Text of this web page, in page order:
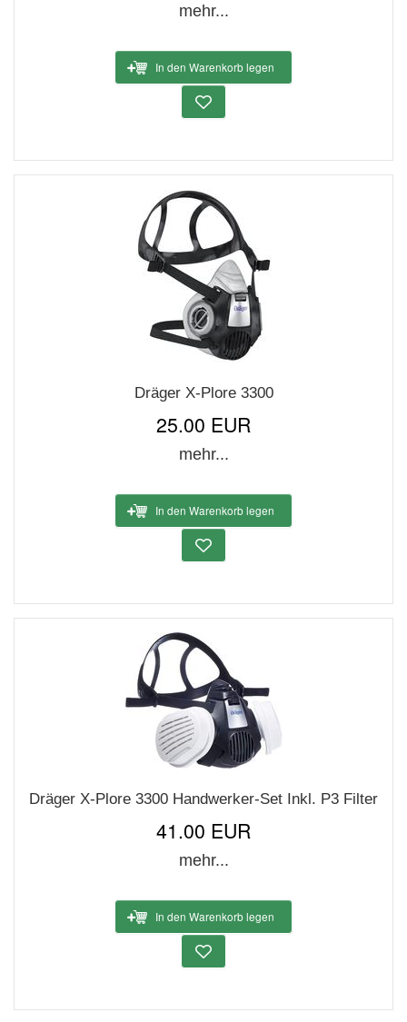
mehr...
In den Warenkorb legen
Dräger X-Plore 3300
25.00 EUR
mehr...
In den Warenkorb legen
Dräger X-Plore 3300 Handwerker-Set Inkl. P3 Filter
41.00 EUR
mehr...
In den Warenkorb legen